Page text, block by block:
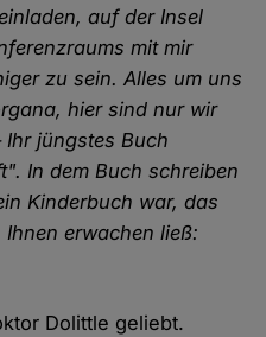
auf der Insel
mit mir
zu sein. Alles um uns
hier sind nur wir
Ihr jüngstes Buch
In dem Buch schreiben
Kinderbuch war, das
erwachen ließ:
Dolittle geliebt.